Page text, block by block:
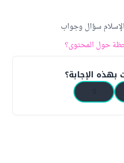
سؤال وجواب
حول المحتوى؟
الإجابة؟